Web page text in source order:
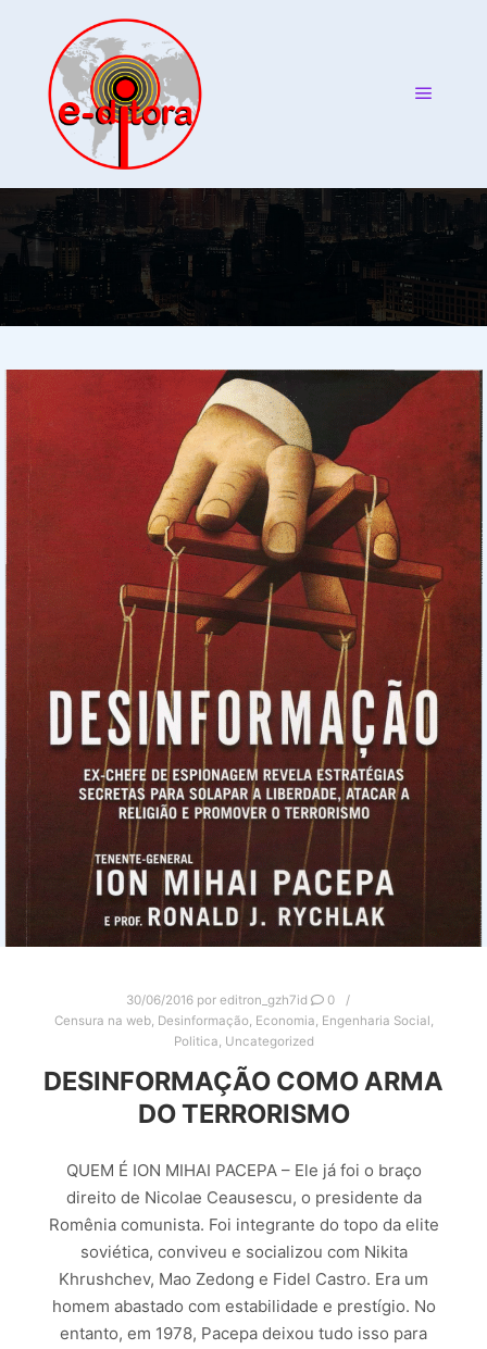
30/06/2016 por editron_gzh7id
0
Censura na web, Desinformação, Economia, Engenharia Social,
Politica, Uncategorized
DESINFORMAÇÃO COMO ARMA
DO TERRORISMO
QUEM É ION MIHAI PACEPA – Ele já foi o braço
direito de Nicolae Ceausescu, o presidente da
Romênia comunista. Foi integrante do topo da elite
soviética, conviveu e socializou com Nikita
Khrushchev, Mao Zedong e Fidel Castro. Era um
homem abastado com estabilidade e prestígio. No
entanto, em 1978, Pacepa deixou tudo isso para